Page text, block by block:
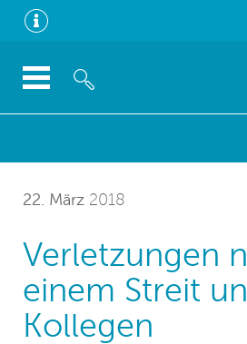
22. März 2018
Verletzungen
einem Streit
Kollegen